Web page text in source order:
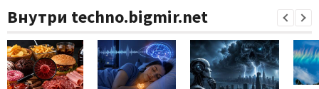
Внутри techno.bigmir.net